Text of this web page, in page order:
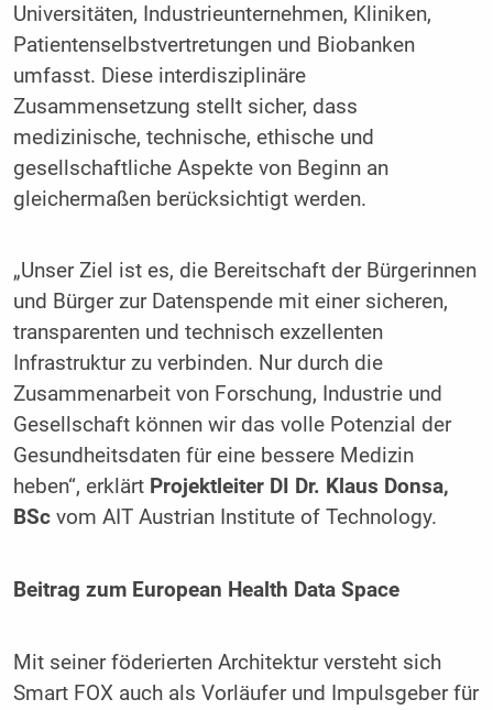
Universitäten, Industrieunternehmen, Kliniken,
Patientenselbstvertretungen und Biobanken
umfasst. Diese interdisziplinäre
Zusammensetzung stellt sicher, dass
medizinische, technische, ethische und
gesellschaftliche Aspekte von Beginn an
gleichermaßen berücksichtigt werden.
„Unser Ziel ist es, die Bereitschaft der Bürgerinnen
und Bürger zur Datenspende mit einer sicheren,
transparenten und technisch exzellenten
Infrastruktur zu verbinden. Nur durch die
Zusammenarbeit von Forschung, Industrie und
Gesellschaft können wir das volle Potenzial der
Gesundheitsdaten für eine bessere Medizin
heben“, erklärt Projektleiter DI Dr. Klaus Donsa,
BScvom AIT Austrian Institute of Technology.
Beitrag zum European Health Data Space
Mit seiner föderierten Architektur versteht sich
Smart FOX auch als Vorläufer und Impulsgeber für